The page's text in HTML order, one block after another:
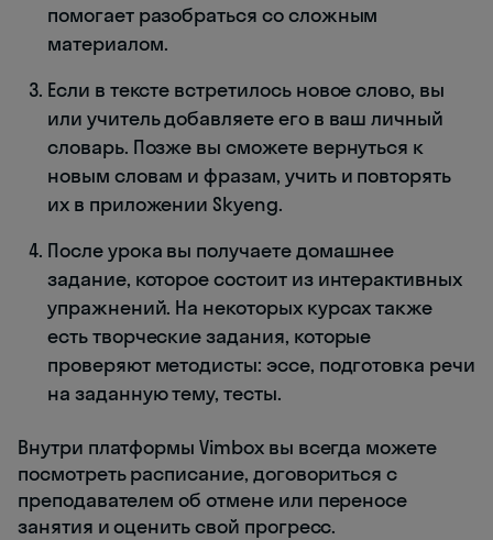
помогает разобраться со сложным
материалом.
Если в тексте встретилось новое слово, вы
или учитель добавляете его в ваш личный
словарь. Позже вы сможете вернуться к
новым словам и фразам, учить и повторять
их в приложении Skyeng.
После урока вы получаете домашнее
задание, которое состоит из интерактивных
упражнений. На некоторых курсах также
есть творческие задания, которые
проверяют методисты: эссе, подготовка речи
на заданную тему, тесты.
Внутри платформы Vimbox вы всегда можете
посмотреть расписание, договориться с
преподавателем об отмене или переносе
занятия и оценить свой прогресс.